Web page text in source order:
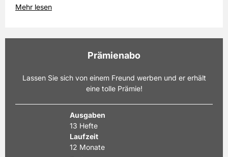
Markt.
Mehr lesen
Prämienabo
Lassen Sie sich von einem Freund werben und er erhält
eine tolle Prämie!
Ausgaben
13 Hefte
Laufzeit
12 Monate